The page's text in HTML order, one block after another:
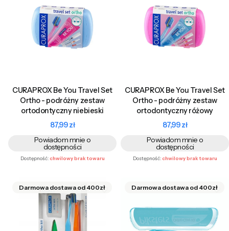
CURAPROX Be You Travel Set
Ortho - podróżny zestaw
ortodontyczny niebieski
Cena
87,99 zł
Powiadom mnie o
dostępności
Dostępność:chwilowy brak towaru
CURAPROX Be You Travel Set
Ortho - podróżny zestaw
ortodontyczny różowy
Cena
87,99 zł
Powiadom mnie o
dostępności
Dostępność:chwilowy brak towaru